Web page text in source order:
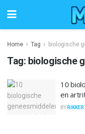
Home Tag biologische
Tag: biologische
10
en
BY